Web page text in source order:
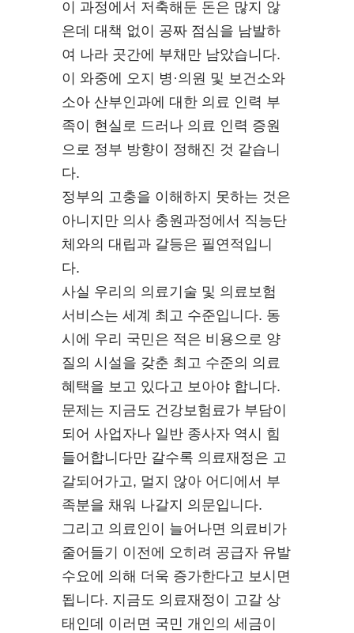
이 과정에서 저축해둔 돈은 많지 않
은데 대책 없이 공짜 점심을 남발하
여 나라 곳간에 부채만 남았습니다.
이 와중에 오지 병·의원 및 보건소와
소아 산부인과에 대한 의료 인력 부
족이 현실로 드러나 의료 인력 증원
으로 정부 방향이 정해진 것 같습니
다.
정부의 고충을 이해하지 못하는 것은
아니지만 의사 충원과정에서 직능단
체와의 대립과 갈등은 필연적입니
다.
사실 우리의 의료기술 및 의료보험
서비스는 세계 최고 수준입니다. 동
시에 우리 국민은 적은 비용으로 양
질의 시설을 갖춘 최고 수준의 의료
혜택을 보고 있다고 보아야 합니다.
문제는 지금도 건강보험료가 부담이
되어 사업자나 일반 종사자 역시 힘
들어합니다만 갈수록 의료재정은 고
갈되어가고, 멀지 않아 어디에서 부
족분을 채워 나갈지 의문입니다.
그리고 의료인이 늘어나면 의료비가
줄어들기 이전에 오히려 공급자 유발
수요에 의해 더욱 증가한다고 보시면
됩니다. 지금도 의료재정이 고갈 상
태인데 이러면 국민 개인의 세금이